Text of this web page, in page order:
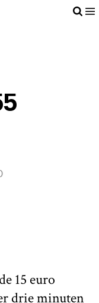
15 euro
drie minuten